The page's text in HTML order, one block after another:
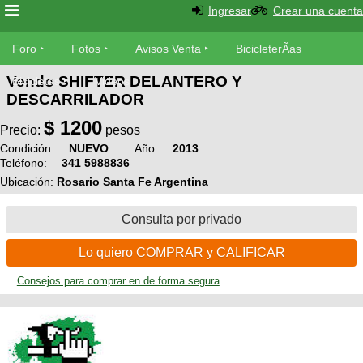
Foro
Foro
TÃ©cnica
MecÃ¡nica
Fotos
SUBÃ
tu foto
Galeria
XC
Viajes
Descenso
Dirt
Avisos
Ventas
SUBÃ
aviso
Buscar
Ultimos
Fotos
BicicleterÃ­
Bicicletas
Bicicletas
Tandem
Videos
Cicloturismo
Ingresar Crear una cuenta
Foro Fotos Avisos Venta BicicleterÃ­as
Bicicletas Videos
Vendo SHIFTER DELANTERO Y
DESCARRILADOR
Precio: $ 1200 pesos
Condición: NUEVO Año:
2013
Teléfono:
341 5988836
Ubicación: Rosario Santa Fe Argentina
Consulta por privado
Lo quiero COMPRAR y CALIFICAR
Consejos para comprar en de forma segura